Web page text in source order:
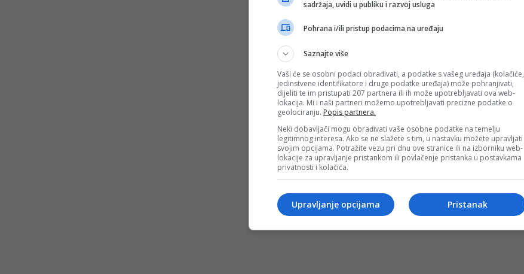
sadržaja, uvidi u publiku i razvoj usluga
Pohrana i/ili pristup podacima na uređaju
Saznajte više
Vaši će se osobni podaci obrađivati, a podatke s vašeg uređaja (kolačiće,
jedinstvene identifikatore i druge podatke uređaja) može pohranjivati,
dijeliti te im pristupati 207 partnera ili ih može upotrebljavati ova web-
lokacija. Mi i naši partneri možemo upotrebljavati precizne podatke o
geolociranju. Popis partnera.
Neki dobavljači mogu obrađivati vaše osobne podatke na temelju
legitimnog interesa. Ako se ne slažete s tim, u nastavku možete upravljati
svojim opcijama. Potražite vezu pri dnu ove stranice ili na izborniku web-
lokacije za upravljanje pristankom ili povlačenje pristanka u postavkama
privatnosti i kolačića.
Pristanak
Upravljanje opcijama